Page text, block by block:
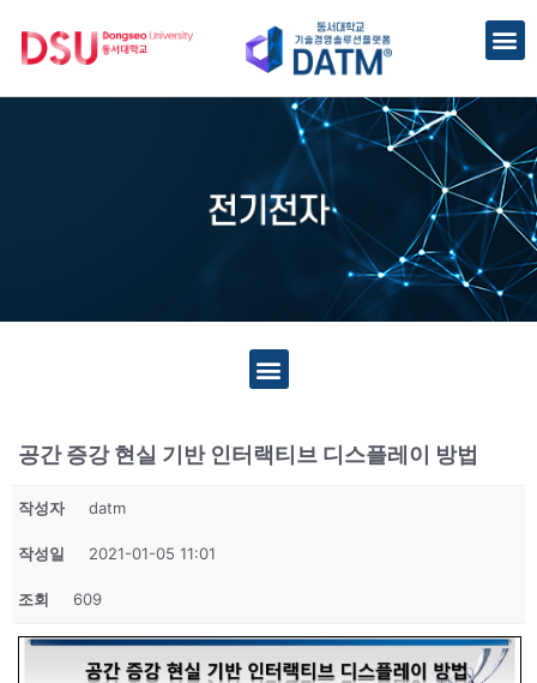
공간 증강 현실 기반 인터랙티브 디스플레이 방법
작성자 datm
작성일 2021-01-05 11:01
조회 609